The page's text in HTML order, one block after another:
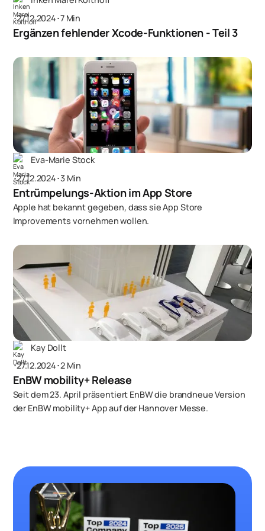
･27.12.2024･7 Min
Ergänzen fehlender Xcode-Funktionen - Teil 3
Eva-Marie Stock
･27.12.2024･3 Min
Entrümpelungs-Aktion im App Store
Apple hat bekannt gegeben, dass sie App Store
Improvements vornehmen wollen.
Kay Dollt
･27.12.2024･2 Min
EnBW mobility+ Release
Seit dem 23. April präsentiert EnBW die brandneue Version
der EnBW mobility+ App auf der Hannover Messe.